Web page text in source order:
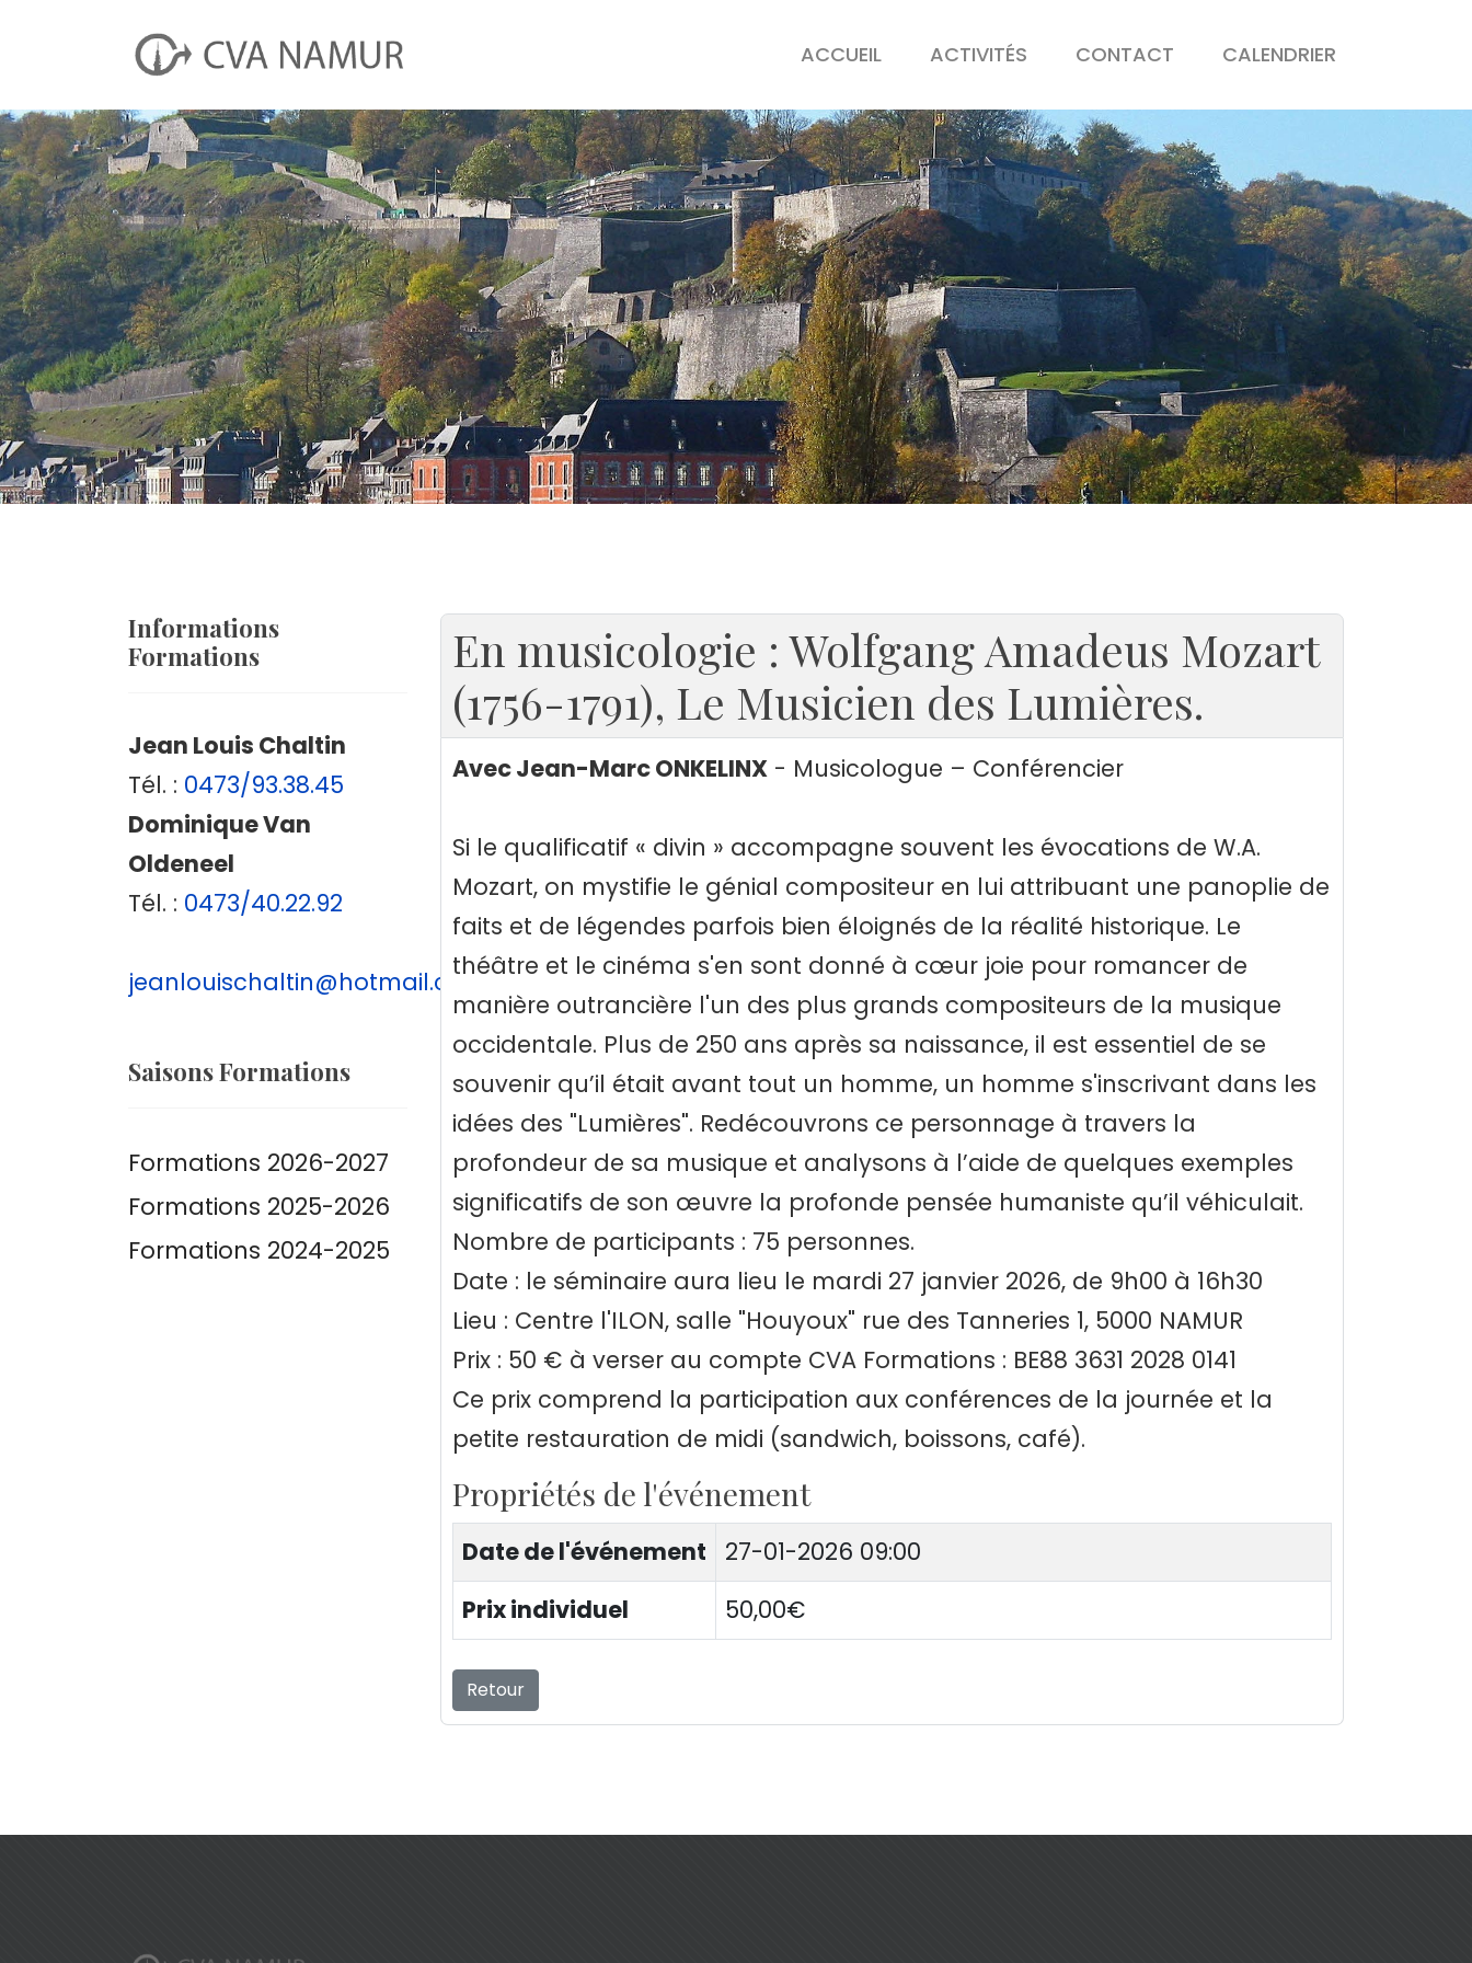
ACCUEIL ACTIVITÉS CONTACT CALENDRIER
Informations
Formations
Jean Louis Chaltin
Tél. : 0473/93.38.45
Dominique Van
Oldeneel
Tél. : 0473/40.22.92
jeanlouischaltin@hotmail.com
Saisons Formations
Formations 2026-2027
Formations 2025-2026
Formations 2024-2025
En musicologie : Wolfgang Amadeus Mozart
(1756-1791), Le Musicien des Lumières.
Avec Jean-Marc ONKELINX - Musicologue – Conférencier
Si le qualificatif « divin » accompagne souvent les évocations de W.A.
Mozart, on mystifie le génial compositeur en lui attribuant une panoplie de
faits et de légendes parfois bien éloignés de la réalité historique. Le
théâtre et le cinéma s'en sont donné à cœur joie pour romancer de
manière outrancière l'un des plus grands compositeurs de la musique
occidentale. Plus de 250 ans après sa naissance, il est essentiel de se
souvenir qu’il était avant tout un homme, un homme s'inscrivant dans les
idées des "Lumières". Redécouvrons ce personnage à travers la
profondeur de sa musique et analysons à l’aide de quelques exemples
significatifs de son œuvre la profonde pensée humaniste qu’il véhiculait.
Nombre de participants : 75 personnes.
Date : le séminaire aura lieu le mardi 27 janvier 2026, de 9h00 à 16h30
Lieu : Centre l'ILON, salle "Houyoux" rue des Tanneries 1, 5000 NAMUR
Prix : 50 € à verser au compte CVA Formations : BE88 3631 2028 0141
Ce prix comprend la participation aux conférences de la journée et la
petite restauration de midi (sandwich, boissons, café).
Propriétés de l'événement
Date de l'événement
27-01-2026 09:00
Prix individuel
50,00€
Retour